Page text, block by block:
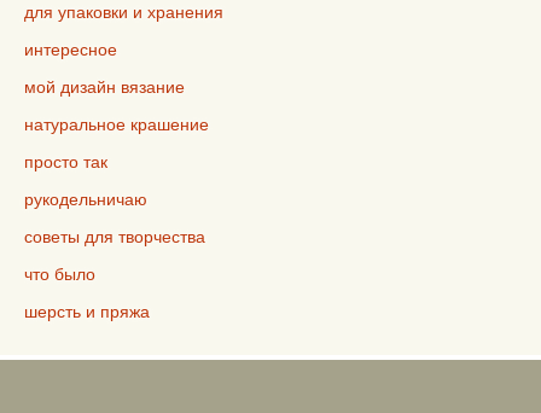
для упаковки и хранения
интересное
мой дизайн вязание
натуральное крашение
просто так
рукодельничаю
советы для творчества
что было
шерсть и пряжа